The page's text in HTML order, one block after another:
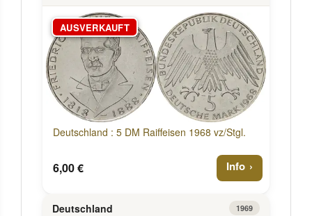
AUSVERKAUFT
Deutschland : 5 DM Raiffeisen 1968 vz/Stgl.
6,00 € Info
Deutschland 1969